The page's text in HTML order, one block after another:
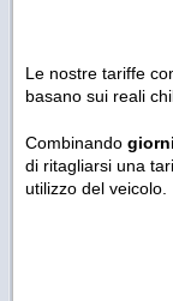
Le nostre tariffe
basano sui reali
Combinando
di ritagliarsi una
utilizzo del veicolo.